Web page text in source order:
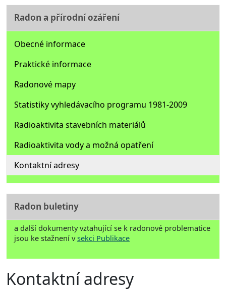
Kontaktní adresy
Radon a přírodní ozáření
Obecné informace
Praktické informace
Radonové mapy
Statistiky vyhledávacího programu 1981-2009
Radioaktivita stavebních materiálů
Radioaktivita vody a možná opatření
Kontaktní adresy
Radon buletiny
a další dokumenty vztahující se k radonové problematice
jsou ke stažnení vsekci Publikace